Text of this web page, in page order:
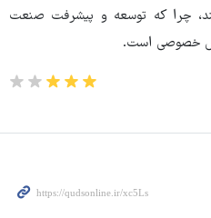
چرا که توسعه و پیشرفت صنعت
خصوصی است.